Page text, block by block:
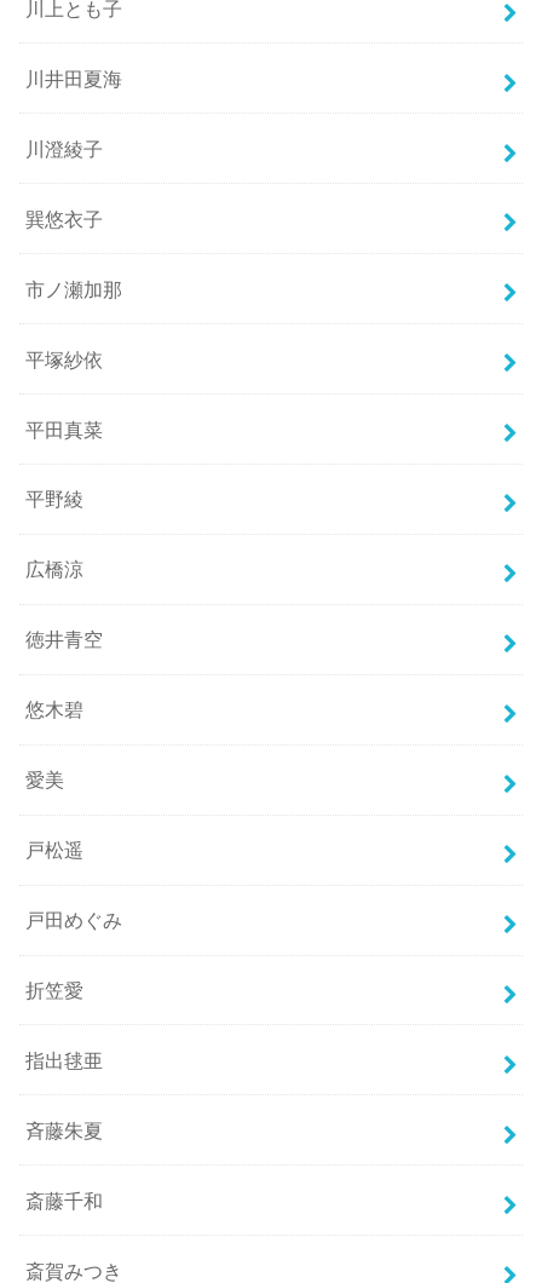
川上とも子
川井田夏海
川澄綾子
巽悠衣子
市ノ瀬加那
平塚紗依
平田真菜
平野綾
広橋涼
徳井青空
悠木碧
愛美
戸松遥
戸田めぐみ
折笠愛
指出毬亜
斉藤朱夏
斎藤千和
斎賀みつき